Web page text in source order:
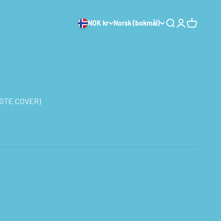
NOK kr Norsk (bokmål) Søk Logg inn
COVER)